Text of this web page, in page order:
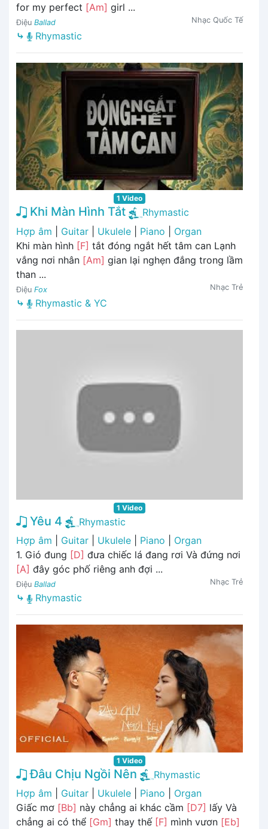
for my perfect [Am] girl ...
Điệu Ballad Nhạc Quốc Tế
⤷ Rhymastic
1 Video
Khi Màn Hình Tắt
Rhymastic
Hợp âm
Guitar Ukulele Piano
Organ
Khi màn hình [F] tắt đóng ngắt hết tâm can Lạnh
vắng nơi nhân [Am] gian lại nghẹn đắng trong lầm
than ...
Điệu Fox Nhạc Trẻ
⤷ Rhymastic & YC
1 Video
Yêu 4
Rhymastic
Hợp âm
Guitar Ukulele Piano
Organ
1. Gió đung [D] đưa chiếc lá đang rơi Và đứng nơi
[A] đây góc phố riêng anh đợi ...
Điệu Ballad Nhạc Trẻ
⤷ Rhymastic
1 Video
Đâu Chịu Ngồi Nên
Rhymastic
Hợp âm
Guitar Ukulele Piano
Organ
Giấc mơ [Bb] này chẳng ai khác cầm [D7] lấy Và
chẳng ai có thể [Gm] thay thế [F] mình vươn [Eb]